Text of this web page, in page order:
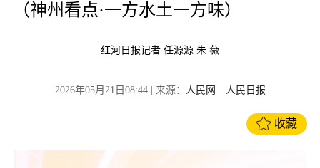
（神州看点·一方水土一方味）
红河日报记者 任源源 朱 薇
2026年05月21日08:44| 来源： 人民网－人民日报
收藏